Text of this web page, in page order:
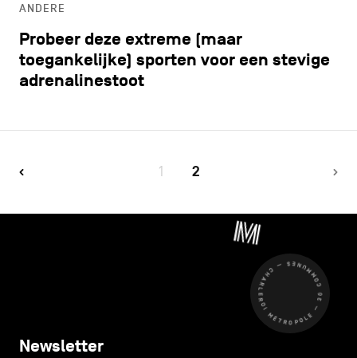
ANDERE
Probeer deze extreme (maar
toegankelijke) sporten voor een stevige
adrenalinestoot
1 2
CHARLEROI MÉTROPOLE — 30 COMMUNES —
Newsletter